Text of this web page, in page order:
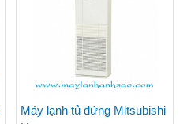
Máy lạnh tủ đứng Mitsubishi